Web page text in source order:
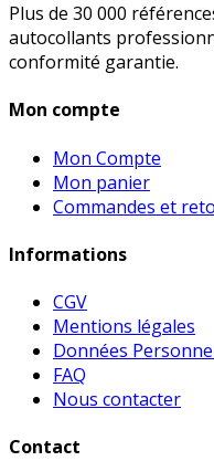
Plus de 30 000
autocollants
conformité garantie.
Mon compte
Mon Compte
Mon panier
Commandes et
Informations
CGV
Mentions légales
Données
FAQ
Nous contacter
Contact